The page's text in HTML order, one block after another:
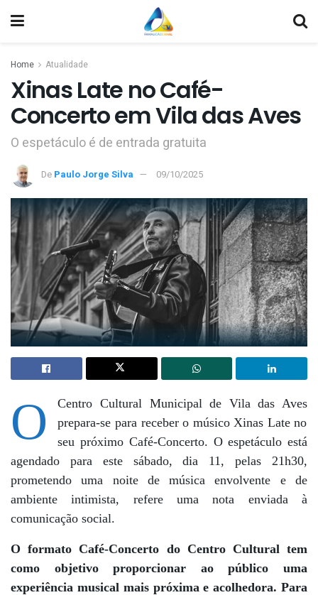
Home Atualidade
Xinas Late no Café-
Concerto em Vila das Aves
O espetáculo é de entrada gratuita
De Paulo Jorge Silva 09/10/2025
O
Centro Cultural Municipal de Vila das Aves
prepara-se para receber o músico Xinas Lateno
seu próximo Café-Concerto. O espetáculo está
agendado para este sábado, dia 11, pelas 21h30,
prometendo uma noite de música envolvente e de
ambiente intimista, refere uma nota enviada à
comunicação social.
O formato Café-Concerto do Centro Cultural tem
como objetivo proporcionar ao público uma
experiência musical mais próxima e acolhedora. Para